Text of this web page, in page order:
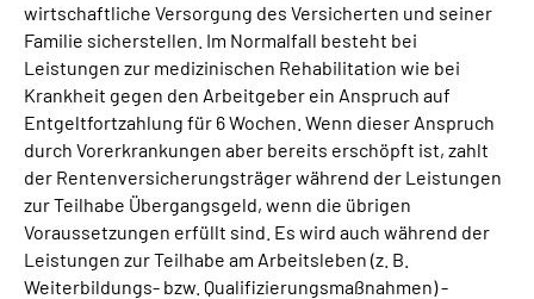
Suche
Language
Inhalte in Gebärdensprache (DGS)
Leichte Sprache
wirtschaftliche Versorgung des Versicherten und seiner
Familie sicherstellen. Im Normalfall besteht bei
Leistungen zur medizinischen Rehabilitation wie bei
Krankheit gegen den Arbeitgeber ein Anspruch auf
Entgeltfortzahlung für 6 Wochen. Wenn dieser Anspruch
durch Vorerkrankungen aber bereits erschöpft ist, zahlt
der Rentenversicherungsträger während der Leistungen
zur Teilhabe Übergangsgeld, wenn die übrigen
Voraussetzungen erfüllt sind. Es wird auch während der
Leistungen zur Teilhabe am Arbeitsleben (z. B.
Weiterbildungs- bzw. Qualifizierungsmaßnahmen) -